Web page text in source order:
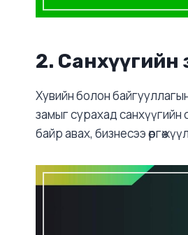
2. Санхүүгийн
Хувийн болон
замыг сурахад
байр авах, бизнесээ